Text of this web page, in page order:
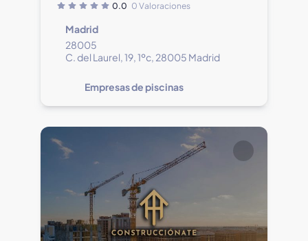
0.0 0 Valoraciones
Madrid
28005
C. del Laurel, 19, 1ºc, 28005 Madrid
Empresas de piscinas